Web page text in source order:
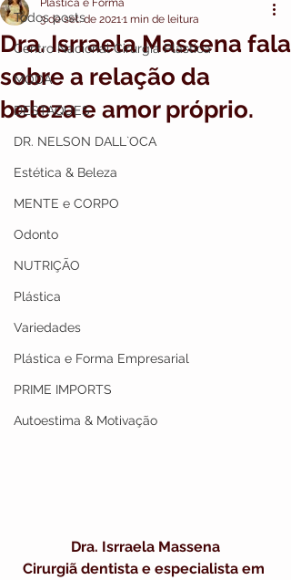
Todos posts
Centro Nacional Cirurgia Plástica
MODA
DESTAQUES
DR. NELSON DALL`OCA
Estética & Beleza
MENTE e CORPO
Odonto
NUTRIÇÃO
Plástica
Variedades
Plástica e Forma Empresarial
PRIME IMPORTS
Autoestima & Motivação
Dra. Isrraela Massena fala
sobre a relação da
beleza e amor próprio.
Plástica e Forma
3 de set. de 20211 min de leitura
Dra. Isrraela Massena
Cirurgiã dentista e especialista em